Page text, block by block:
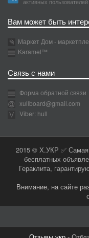
Вам может быть
Маркет Дом -
Karamel™
Связь с нами
Форма обратной связи
xullboard@gmail.com
Viber: hull
2015 © Х.УКР ✅ Самая
бесплатных
Гераклита,
Внимание, на сайте